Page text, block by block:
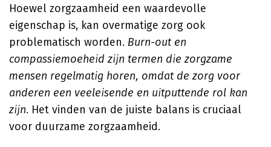
Hoewel zorgzaamheid een waardevolle
eigenschap is, kan overmatige zorg ook
problematisch worden. Burn-out en
compassiemoeheid zijn termen die zorgzame
mensen regelmatig horen, omdat de zorg voor
anderen een veeleisende en uitputtende rol kan
zijn. Het vinden van de juiste balans is cruciaal
voor duurzame zorgzaamheid.